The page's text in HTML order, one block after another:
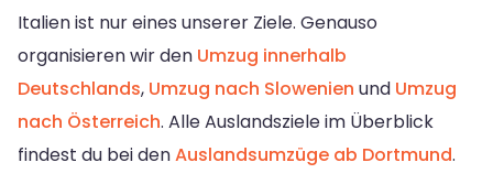
Italien ist nur eines unserer Ziele. Genauso
organisieren wir den Umzug innerhalb
Deutschlands, Umzug nach Slowenien und Umzug
nach Österreich. Alle Auslandsziele im Überblick
findest du bei denAuslandsumzüge ab Dortmund.